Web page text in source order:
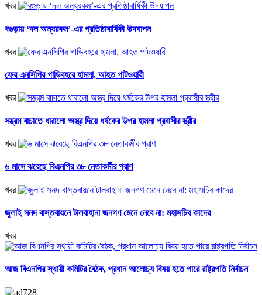
খবর
বগুড়ায় ‘দল অন্যরকম’-এর প্রতিষ্ঠাবার্ষিকী উদযাপন
খবর
ফের এনসিপির গাড়িবহরে হামলা, আহত পাটওয়ারী
খবর
সম্ভ্রম বাচাতে ধারালো অস্ত্র দিয়ে ধর্ষকের উপর হামলা প্রবাসীর স্ত্রীর
খবর
৬ মাসে ঝরেছে বিএনপির ৩৮ নেতাকর্মীর প্রাণ
খবর
জুলাই সনদ বাস্তবায়নে টালবাহানা জনগণ মেনে নেবে না: মহাসচিব কাদের
খবর
আজ বিএনপির স্থায়ী কমিটির বৈঠক, প্রধান আলোচ্য বিষয় হতে পারে রাষ্ট্রপতি নির্বাচন